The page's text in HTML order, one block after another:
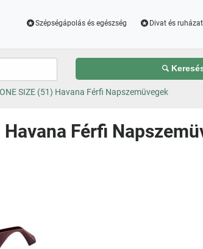
Szépségápolás és egészség Divat és ruházat
SIZE (51) Havana Férfi Napszemüvegek
Férfi